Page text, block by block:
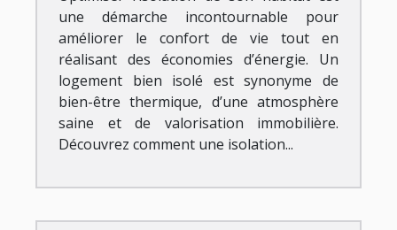
une démarche incontournable pour
améliorer le confort de vie tout en
réalisant des économies d’énergie. Un
logement bien isolé est synonyme de
bien-être thermique, d’une atmosphère
saine et de valorisation immobilière.
Découvrez comment une isolation...